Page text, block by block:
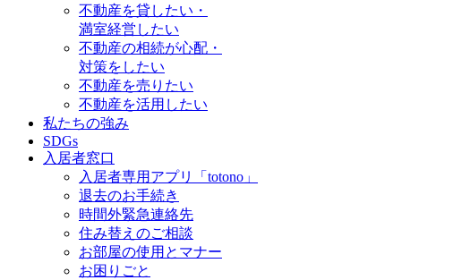
不動産を貸したい・
満室経営したい
不動産の相続が心配・
対策をしたい
不動産を売りたい
不動産を活用したい
私たちの強み
SDGs
入居者窓口
入居者専用アプリ「totono」
退去のお手続き
時間外緊急連絡先
住み替えのご相談
お部屋の使用とマナー
お困りごと